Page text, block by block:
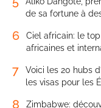
de sa fortune à
6
Ciel africain: le
africaines et
7
Voici les 20 hubs
les visas pour les
8
Zimbabwe: